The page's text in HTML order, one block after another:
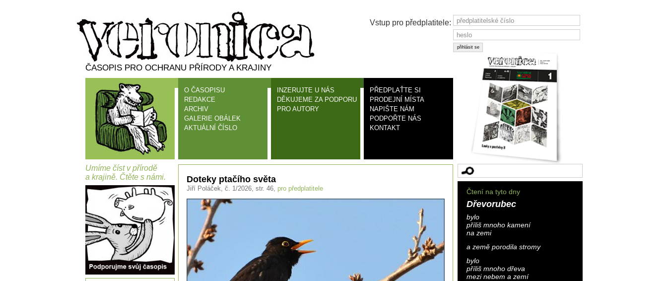
Vstup pro předplatitele:
ČASOPIS PRO OCHRANU PŘÍRODY A KRAJINY
O ČASOPISU
REDAKCE
ARCHIV
GALERIE OBÁLEK
AKTUÁLNÍ ČÍSLO
INZERUJTE U NÁS
DĚKUJEME ZA PODPORU
PRO AUTORY
PŘEDPLAŤTE SI
PRODEJNÍ MÍSTA
NAPIŠTE NÁM
PODPOŘTE NÁS
KONTAKT
Umíme číst v přírodě
a krajině. Čtěte s námi.
Čtení na tyto dny
Dřevorubec
bylo
příliš mnoho kamení
na zemi
a země porodila stromy
bylo
příliš mnoho dřeva
mezi nebem a zemí
Doteky ptačího světa
Jiří Poláček, č. 1/2026, str. 46, pro předplatitele